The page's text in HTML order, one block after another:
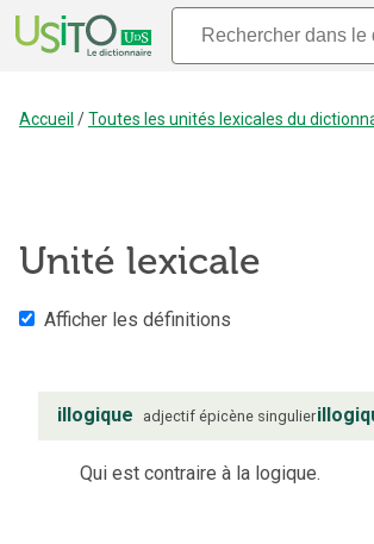
Accueil /Toutes les unités lexicales du
Unité lexicale
Afficher les définitions
illogique adjectif épicène singulier
Qui est contraire à la logique.